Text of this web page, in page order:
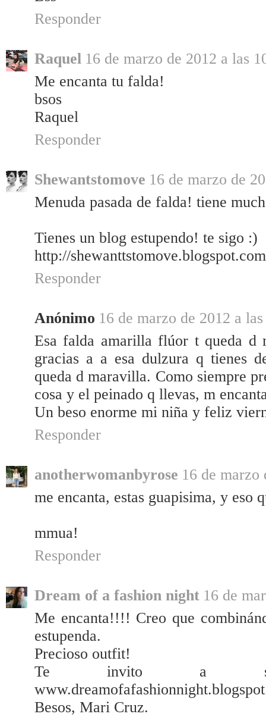
Responder
Raquel 16 de marzo de 2012 a las
Me encanta tu falda!
bsos
Raquel
Responder
Shewantstomove 16 de marzo de
Menuda pasada de falda! tiene
Tienes un blog estupendo! te sigo :)
http://
Responder
Anónimo 16 de marzo de 2012 a
Esa falda amarilla flúor t queda d
gracias a a esa dulzura q tienes
queda d maravilla. Como siempre
cosa y el peinado q llevas, m
Un beso enorme mi niña y feliz
Responder
anotherwomanbyrose 16 de marzo
me encanta, estas guapisima, y eso
mmua!
Responder
Dream of a fashion night 16 de
Me encanta!!!! Creo que
estupenda.
Precioso outfit!
Te invito a
Besos, Mari Cruz.